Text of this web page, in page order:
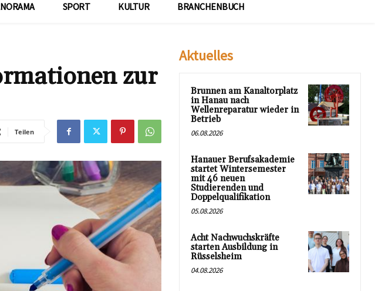
SPORT KULTUR BRANCHENBUCH
zur
Teilen
Aktuelles
Brunnen am Kanaltorplatz
in Hanau nach
Wellenreparatur wieder in
Betrieb
06.08.2026
Hanauer Berufsakademie
startet Wintersemester
mit 46 neuen
Studierenden und
Doppelqualifikation
05.08.2026
Acht Nachwuchskräfte
starten Ausbildung in
Rüsselsheim
04.08.2026